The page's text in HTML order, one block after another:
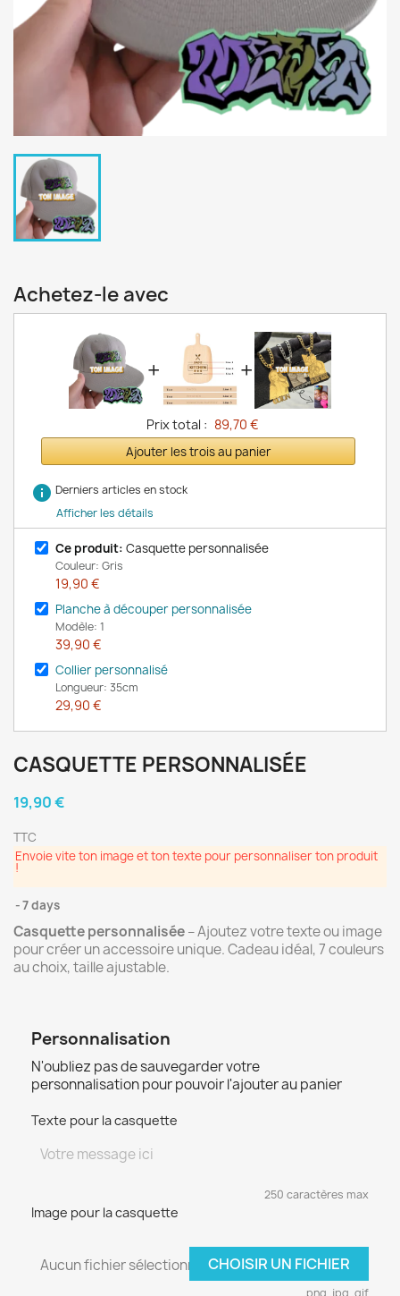
Achetez-le avec
+ +
Prix total : 89,70 €
Ajouter les trois au panier
info Derniers articles en stock
Afficher les détails
Ce produit: Casquette personnalisée
Couleur: Gris
19,90 €
Planche à découper personnalisée
Modèle: 1
39,90 €
Collier personnalisé
Longueur: 35cm
29,90 €
CASQUETTE PERSONNALISÉE
19,90 €
TTC
Envoie vite ton image et ton texte pour personnaliser ton produit
!
7 days
Casquette personnalisée– Ajoutez votre texte ou image
pour créer un accessoire unique. Cadeau idéal, 7 couleurs
au choix, taille ajustable.
Personnalisation
N'oubliez pas de sauvegarder votre
personnalisation pour pouvoir l'ajouter au panier
Texte pour la casquette
250 caractères max
Image pour la casquette
Aucun fichier sélectionné CHOISIR UN FICHIER
.png .jpg .gif